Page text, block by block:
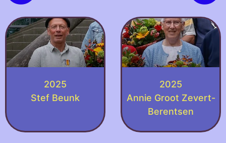
2025
Stef Beunk
2025
Annie Groot Zevert-
Berentsen